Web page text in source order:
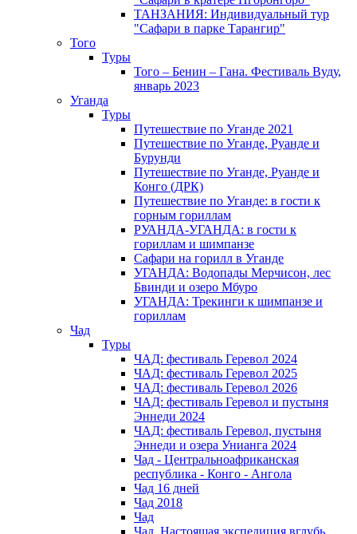
ТАНЗАНИЯ: Индивидуальный тур
"Сафари в парке Тарангир"
Того
Туры
Того – Бенин – Гана. Фестиваль Вуду,
январь 2023
Уганда
Туры
Путешествие по Уганде 2021
Путешествие по Уганде, Руанде и
Бурунди
Путешествие по Уганде, Руанде и
Конго (ДРК)
Путешествие по Уганде: в гости к
горным гориллам
РУАНДА-УГАНДА: в гости к
гориллам и шимпанзе
Сафари на горилл в Уганде
УГАНДА: Водопады Мерчисон, лес
Бвинди и озеро Мбуро
УГАНДА: Трекинги к шимпанзе и
гориллам
Чад
Туры
ЧАД: фестиваль Геревол 2024
ЧАД: фестиваль Геревол 2025
ЧАД: фестиваль Геревол 2026
ЧАД: фестиваль Геревол и пустыня
Эннеди 2024
ЧАД: фестиваль Геревол, пустыня
Эннеди и озера Унианга 2024
Чад - Центральноафриканская
республика - Конго - Ангола
Чад 16 дней
Чад 2018
Чад
Чад. Настоящая экспедиция вглубь